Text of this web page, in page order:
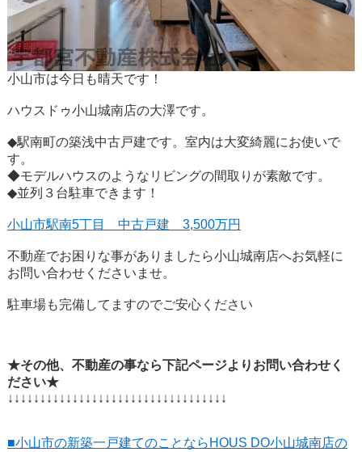
小山市は今日も晴天です！
ハウスドゥ小山城南店の大澤です。
◆駅南町の築浅中古戸建です。室内は大変綺麗にお使いで
す。
◆モデルハウスのようなリビングの間取りが素敵です。
◆並列３台駐車できます！
小山市駅南5丁目 中古戸建 3,500万円
不動産でお困りな事がありましたら小山城南店へお気軽に
お問い合わせくださいませ。
駐車場も完備してますのでご安心ください
★その他、不動産の事なら下記ページよりお問い合わせく
ださい★
↓↓↓↓↓↓↓↓↓↓↓↓↓↓↓↓↓↓↓↓↓↓↓↓↓↓↓↓↓↓↓↓↓↓
■小山市の新築一戸建てのことならHOUS DO小山城南店の